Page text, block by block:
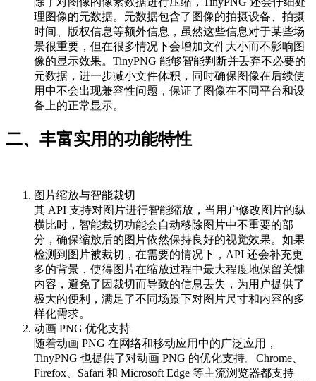
理图像的元数据。元数据包含了图像的拍摄设备、拍摄
时间、版权信息等额外信息，虽然这些信息对于某些场
景很重要，但在很多情况下会增加文件大小而不影响图
像的显示效果。TinyPNG 能够智能判断并丢弃不必要的
元数据，进一步减小文件体积，同时确保图像在后续使
用中不会出现兼容性问题，保证了图像在不同平台和设
备上的正常显示。
二、丰富实用的功能特性
图片缩放与智能裁切
其 API 支持对图片进行智能缩放，当用户修改图片的纵
横比时，智能裁切功能会自动移除图片中不重要的部
分，确保缩放后的图片依然保持良好的视觉效果。如果
检测到图片被裁切，在需要的情况下，API 还会补充更
多的背景，使得图片在缩放过程中最大程度地保留关键
内容，避免了因裁切而导致的信息丢失，为用户提供了
极大的便利，满足了不同场景下对图片尺寸和内容的多
样化需求。
动画 PNG 优化支持
随着动画 PNG 在网络和移动应用中的广泛应用，
TinyPNG 也提供了对动画 PNG 的优化支持。Chrome、
Firefox、Safari 和 Microsoft Edge 等主流浏览器都支持